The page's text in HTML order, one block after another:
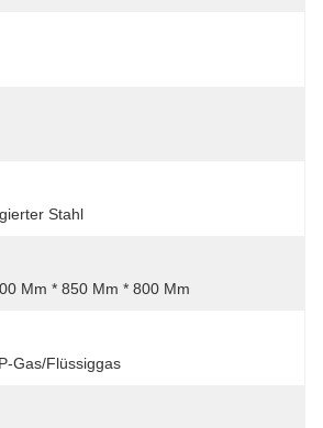
Stahl
Mm * 850 Mm * 800 Mm
Gas/Flüssiggas